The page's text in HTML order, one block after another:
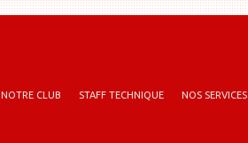
NOTRE CLUB STAFF TECHNIQUE NOS SERVICES